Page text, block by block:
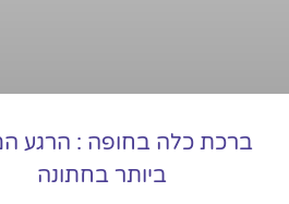
ברכת כלה בחופה : הרגע
ביותר בחתונה